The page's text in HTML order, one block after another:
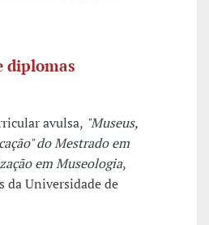
diplomas
avulsa, "Museus,
do Mestrado em
em Museologia,
da Universidade de